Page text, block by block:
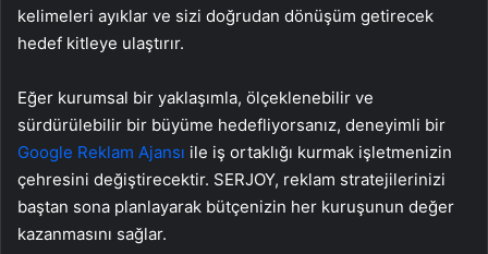
kelimeleri ayıklar ve sizi doğrudan dönüşüm getirecek
hedef kitleye ulaştırır.
Eğer kurumsal bir yaklaşımla, ölçeklenebilir ve
sürdürülebilir bir büyüme hedefliyorsanız, deneyimli bir
Google Reklam Ajansı ile iş ortaklığı kurmak işletmenizin
çehresini değiştirecektir. SERJOY, reklam stratejilerinizi
baştan sona planlayarak bütçenizin her kuruşunun değer
kazanmasını sağlar.